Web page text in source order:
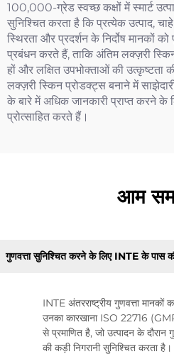
100,000-ग्रेड स्वच्छ कक्षों में स्मार्ट
सुनिश्चित करता है कि प्रत्येक उत्पाद,
स्थिरता और प्रदर्शन के निर्दोष मानकों
प्रबंधन करते हैं, ताकि अंतिम लक्ज़री
हों और लक्षित उपभोक्ताओं की
लक्ज़री स्किन प्रोडक्ट्स बनाने में
के बारे में अधिक जानकारी प्राप्त करने
प्रोत्साहित करते हैं।
आम
गुणवत्ता सुनिश्चित करने के लिए INTE के पास
INTE अंतरराष्ट्रीय गुणवत्ता मानकों
उनका कारखाना ISO 22716
से प्रमाणित है, जो उत्पादन के दौरान
की कड़ी निगरानी सुनिश्चित करता है।